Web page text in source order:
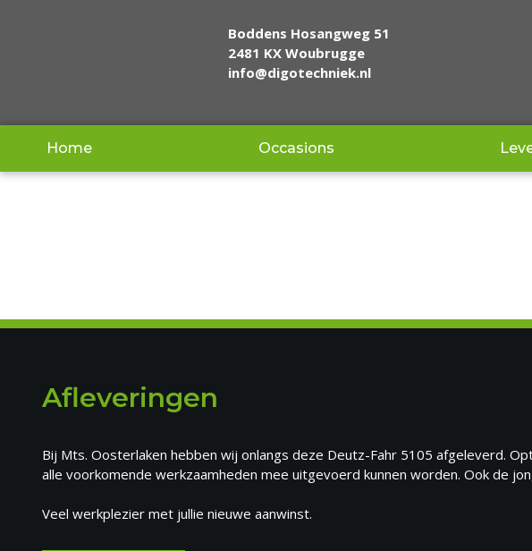
Boddens Hosangweg 51
2481 KX Woubrugge
info@digotechniek.nl
Home Occasions
Afleveringen
Bij Mts. Oosterlaken hebben wij onlangs deze Deutz-Fahr 5105 afgeleverd.
alle voorkomende werkzaamheden mee uitgevoerd kunnen worden. Ook de
Veel werkplezier met jullie nieuwe aanwinst.